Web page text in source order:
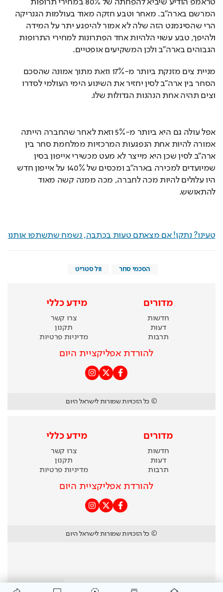
הגבוהים בארה"ב ולכן המשקיעים אופטיים.
וצים תהיה אחת הנהנות הגדולות שלו.
אמורה להיות אחת הנפגעות המרכזיות ממלחמת סחר בין
היו עלולים להיות מכה לחברה, מכה ממנה קשה מאוד
להתאושש.
טעינו? נתקן! אם מצאתם טעות בכתבה, נשמח שתשתפו אותנו
הסכמי סחר וול סטריט
מדורים
חדשות
דעות
תרבות
מידע כללי
צרו קשר
תקנון
מדיניות פרטיות
להורדת אפליקציית היום
© כל הזכויות שמורות לישראל היום
מדורים
חדשות
דעות
תרבות
מידע כללי
צרו קשר
תקנון
מדיניות פרטיות
להורדת אפליקציית היום
© כל הזכויות שמורות לישראל היום